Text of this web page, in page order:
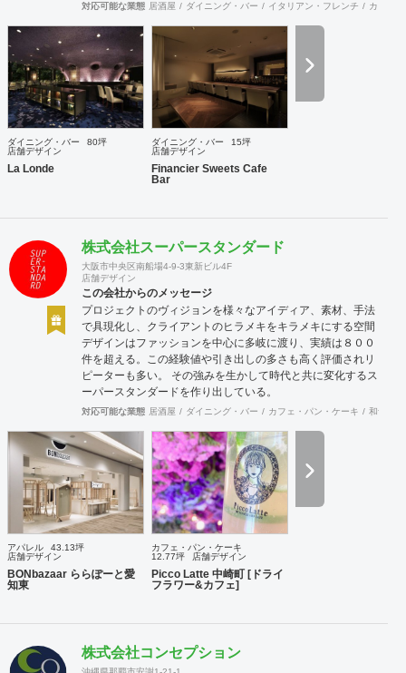
対応可能な業態 居酒屋 ダイニング・バー イタリアン・フレンチ カフェ
ダイニング・バー
80坪
店舗デザイン
La Londe
ダイニング・バー
15坪
店舗デザイン
Financier Sweets Cafe
Bar
株式会社スーパースタンダード
大阪市中央区南船場4-9-3東新ビル4F
店舗デザイン
この会社からのメッセージ
プロジェクトのヴィジョンを様々なアイディア、素材、手法
で具現化し、クライアントのヒラメキをキラメキにする空間
デザインはファッションを中心に多岐に渡り、実績は８００
件を超える。この経験値や引き出しの多さも高く評価されリ
ピーターも多い。 その強みを生かして時代と共に変化するス
ーパースタンダードを作り出している。
対応可能な業態 居酒屋 ダイニング・バー カフェ・パン・ケーキ 和食・
アパレル
43.13坪
店舗デザイン
BONbazaar ららぽーと愛
知東
カフェ・パン・ケーキ
12.77坪
店舗デザイン
Picco Latte 中崎町 [ドライ
フラワー&カフェ]
株式会社コンセプション